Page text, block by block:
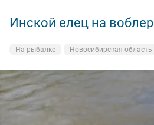
Инской елец на воблер
На рыбалке Новосибирская область